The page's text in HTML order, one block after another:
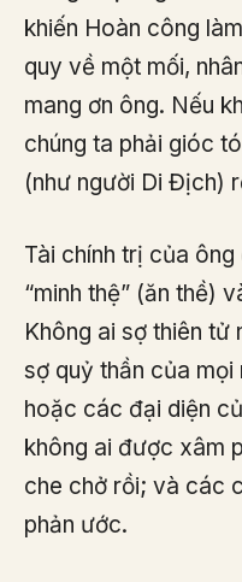
khiến Hoàn công
quy về một mối,
mang ơn ông. Nếu
chúng ta phải gióc
(như người Di Địch)
Tài chính trị của
“minh thệ” (ăn thề)
Không ai sợ thiên tử
sợ quỷ thần của
hoặc các đại diện
không ai được xâm
che chở rồi; và các
phản ước.